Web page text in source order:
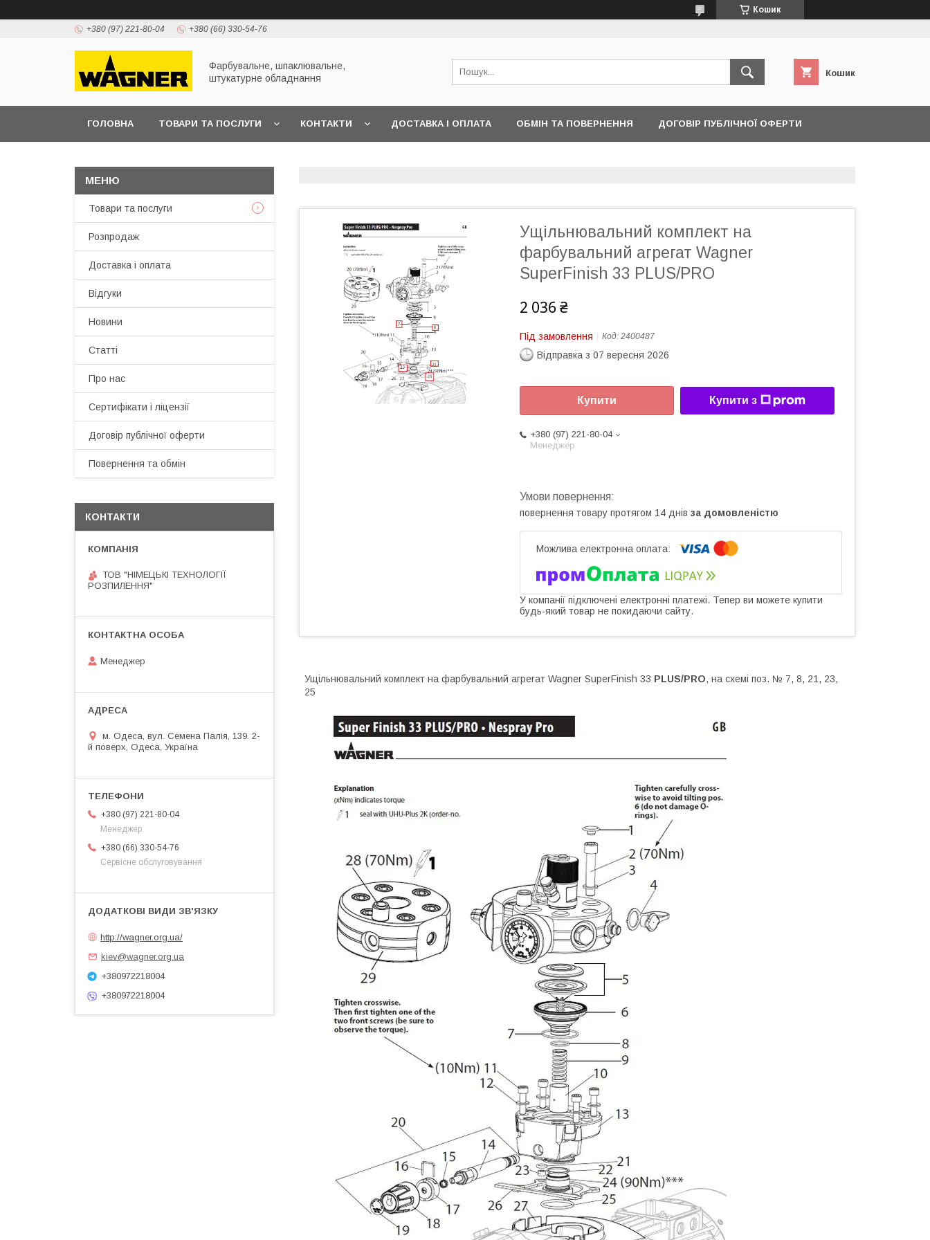
Кошик
+380 (97) 221-80-04 +380 (66) 330-54-76
Фарбувальне, шпаклювальне,
штукатурне обладнання
Кошик
ГОЛОВНА ТОВАРИ ТА ПОСЛУГИ КОНТАКТИ ДОСТАВКА І ОПЛАТА ОБМІН ТА ПОВЕРНЕННЯ ДОГОВІР ПУБЛІЧНОЇ ОФЕРТИ
Ущільнювальний комплект на
фарбувальний агрегат Wagner
SuperFinish 33 PLUS/PRO
2 036 ₴
Під замовлення Код: 2400487
Відправка з 07 вересня 2026
Купити Купити з
+380 (97) 221-80-04
Менеджер
повернення товару протягом 14 днів за домовленістю
У компанії підключені електронні платежі. Тепер ви можете купити
будь-який товар не покидаючи сайту.
Ущільнювальний комплект на фарбувальний агрегат Wagner SuperFinish 33 PLUS/PRO, на схемі поз. № 7, 8, 21, 23,
25
Товари та послуги
Розпродаж
Доставка і оплата
Відгуки
Новини
Статті
Про нас
Сертифікати і ліцензії
Договір публічної оферти
Повернення та обмін
КОНТАКТИ
ТОВ "НІМЕЦЬКІ ТЕХНОЛОГІЇ
РОЗПИЛЕННЯ"
Менеджер
м. Одеса, вул. Семена Палія, 139. 2-
й поверх, Одеса, Україна
+380 (97) 221-80-04
Менеджер
+380 (66) 330-54-76
Сервісне обслуговування
http://wagner.org.ua/
kiev@wagner.org.ua
+380972218004
+380972218004